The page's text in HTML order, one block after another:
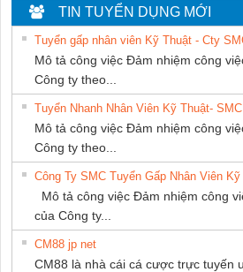
DỊCH VỤ KỸ
THUẬT ĐIỆN CƠ
GIA HƯNG PHÁT
TIN TUYỂN DỤNG MỚI
Tuyển gấp nhân viên Kỹ Thuật - Cty
Mô tả công việc Đảm nhiệm công
Công ty theo...
Tuyển Nhanh Nhân Viên Kỹ Thuật- SMC
Mô tả công việc Đảm nhiệm công
Công ty theo...
Công Ty SMC Tuyển Gấp Nhân Viên Kỹ
Mô tả công việc Đảm nhiệm công
của Công ty...
CM88 jp net
CM88 là nhà cái cá cược trực tuyến